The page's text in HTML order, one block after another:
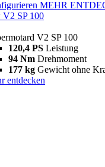
MEHR
V2 SP 100
V2 SP 100
120,4 PS Leistung
94 Nm Drehmoment
177 kg Gewicht ohne
entdecken